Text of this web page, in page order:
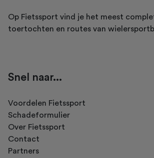
Op Fietssport vind je het meest
toertochten en routes van
Snel naar...
Voordelen Fietssport
Schadeformulier
Over Fietssport
Contact
Partners